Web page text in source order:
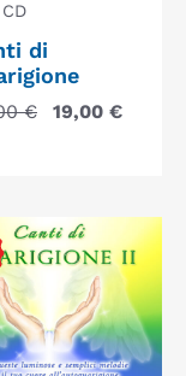
CD
di
€ 19,00 €